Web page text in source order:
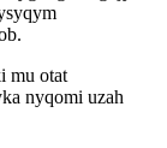
mu otat
nyqomi uzah